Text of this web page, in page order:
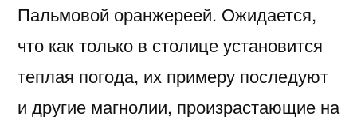
Пальмовой оранжереей. Ожидается,
что как только в столице установится
теплая погода, их примеру последуют
и другие магнолии, произрастающие на